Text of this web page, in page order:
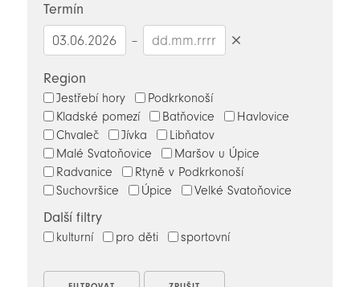
Termín
–
Region
Jestřebí hory
Podkrkonoší
Kladské pomezí
Batňovice
Havlovice
Chvaleč
Jívka
Libňatov
Malé Svatoňovice
Maršov u Úpice
Radvanice
Rtyně v Podkrkonoší
Suchovršice
Úpice Velké Svatoňovice
Další filtry
kulturní pro děti sportovní